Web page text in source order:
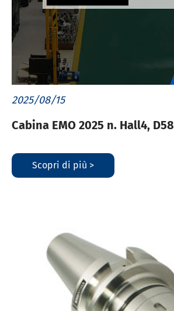
2025/08/15
Cabina EMO 2025 n. Hall4, D58
Scopri di più >